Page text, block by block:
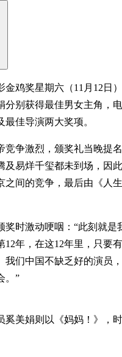
金鸡奖星期六（11月12日
分别获得最佳男女主角，
最佳导演两大奖项。
竞争激烈，颁奖礼当晚提
及易烊千玺都未到场，因
之间的竞争，最后由《人
奖时激动哽咽：“此刻就是
12年，在这12年里，只要
我们中国不缺乏好的演员
。”
奚美娟则以《妈妈！》，